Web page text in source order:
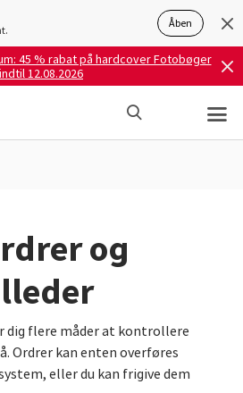
Åben
45 % rabat på hardcover Fotobøger
indtil 12.08.2026
og
flere måder at kontrollere
Ordrer kan enten overføres
eller du kan frigive dem